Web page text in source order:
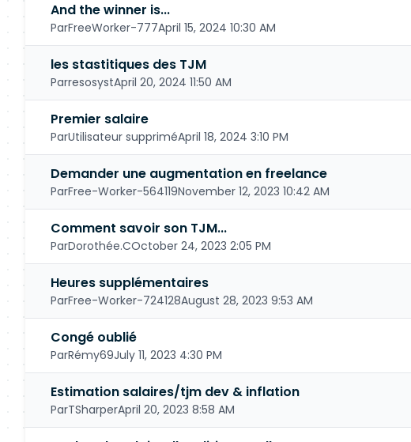
And the winner is...
ParFreeWorker-777April 15, 2024 10:30 AM
les stastitiques des TJM
ParresosystApril 20, 2024 11:50 AM
Premier salaire
ParUtilisateur suppriméApril 18, 2024 3:10 PM
Demander une augmentation en freelance
ParFree-Worker-564119November 12, 2023 10:42 AM
Comment savoir son TJM...
ParDorothée.COctober 24, 2023 2:05 PM
Heures supplémentaires
ParFree-Worker-724128August 28, 2023 9:53 AM
Congé oublié
ParRémy69July 11, 2023 4:30 PM
Estimation salaires/tjm dev & inflation
ParTSharperApril 20, 2023 8:58 AM